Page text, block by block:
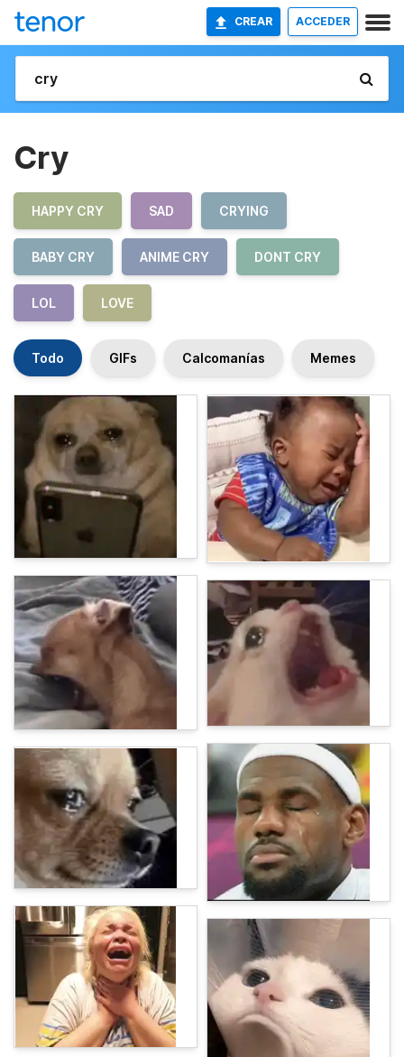
CREAR ACCEDER
Cry
HAPPY CRY SAD CRYING
BABY CRY ANIME CRY DONT CRY
LOL LOVE
Todo GIFs Calcomanías Memes